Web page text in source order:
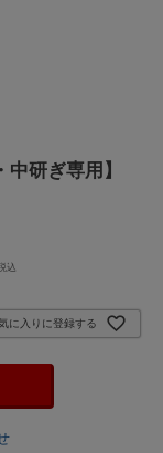
研ぎ専用】
込
に入りに登録する